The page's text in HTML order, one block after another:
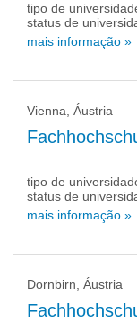
tipo de
status de
mais informação »
Vienna, Áustria
tipo de
status de
mais informação »
Dornbirn, Áustria